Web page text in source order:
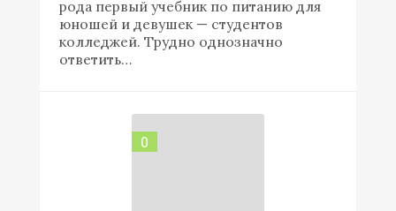
рода первый учебник по питанию для
юношей и девушек — студентов
колледжей. Трудно однозначно
ответить…
0